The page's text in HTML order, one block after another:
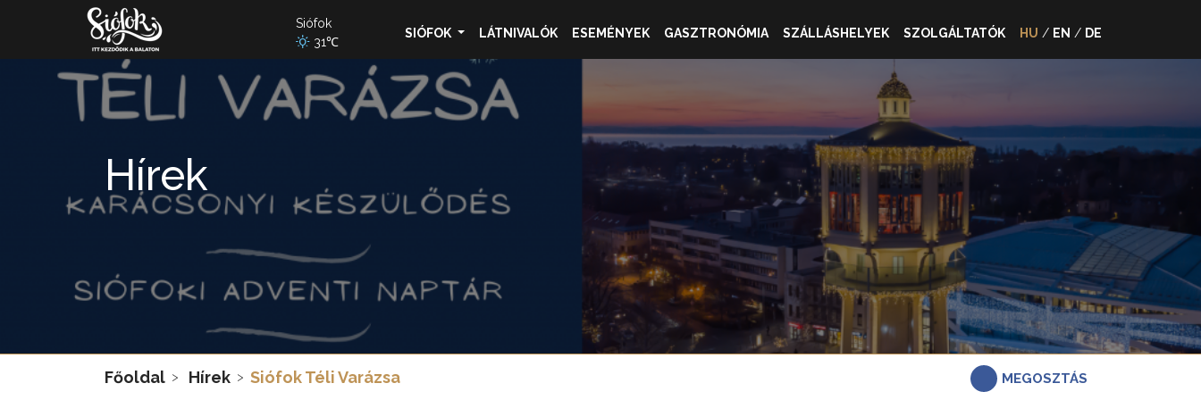
Siófok
31℃
SIÓFOK LÁTNIVALÓK ESEMÉNYEK GASZTRONÓMIA SZÁLLÁSHELYEK SZOLGÁLTATÓK HU / EN / DE
Hírek
Főoldal Hírek Siófok Téli Varázsa MEGOSZTÁS